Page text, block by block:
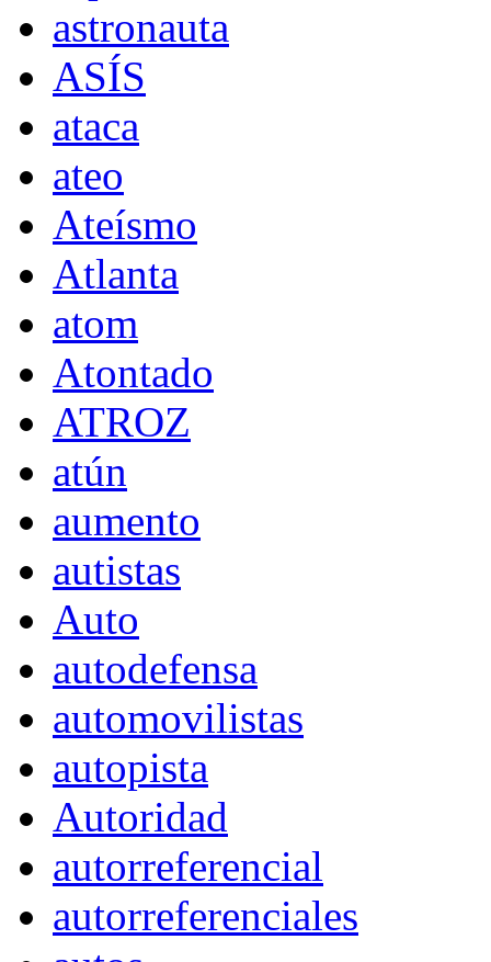
astronauta
ASÍS
ataca
ateo
Ateísmo
Atlanta
atom
Atontado
ATROZ
atún
aumento
autistas
Auto
autodefensa
automovilistas
autopista
Autoridad
autorreferencial
autorreferenciales